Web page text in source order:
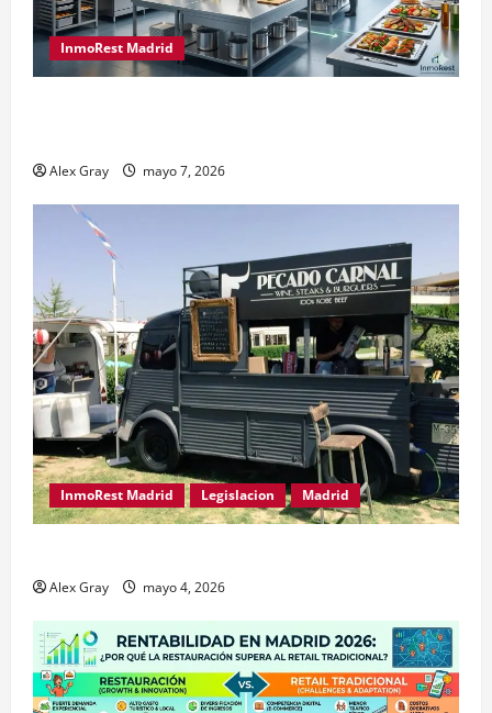
InmoRest Madrid
Alex Gray mayo 7, 2026
InmoRest Madrid Legislacion Madrid
Alex Gray mayo 4, 2026